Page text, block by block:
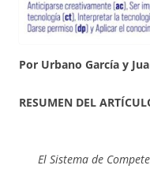
Por Urbano García y
RESUMEN DEL
El Sistema de